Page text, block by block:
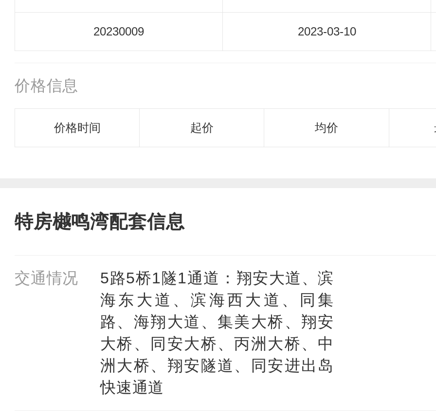
20230009 2023-03-10
价格信息
价格时间 起价 均价
特房樾鸣湾配套信息
交通情况
5路5桥1隧1通道：翔安大道、滨
海东大道、滨海西大道、同集
路、海翔大道、集美大桥、翔安
大桥、同安大桥、丙洲大桥、中
洲大桥、翔安隧道、同安进出岛
快速通道